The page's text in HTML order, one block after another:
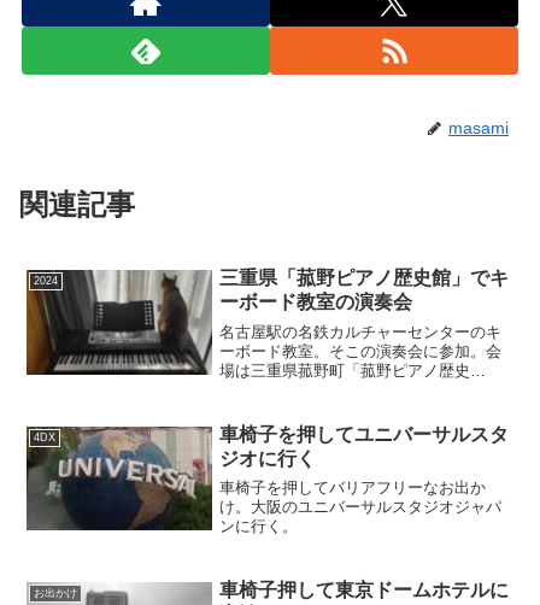
masami
関連記事
2024
三重県「菰野ピアノ歴史館」でキ
ーボード教室の演奏会
名古屋駅の名鉄カルチャーセンターのキ
ーボード教室。そこの演奏会に参加。会
場は三重県菰野町「菰野ピアノ歴史
4DX
車椅子を押してユニバーサルスタ
ジオに行く
車椅子を押してバリアフリーなお出か
け。大阪のユニバーサルスタジオジャパ
ンに行く。
お出かけ
車椅子押して東京ドームホテルに